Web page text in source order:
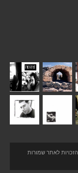
Copyright 2012 Piccolo Theme. All rights reserved. הזכויות לאתר שמורות